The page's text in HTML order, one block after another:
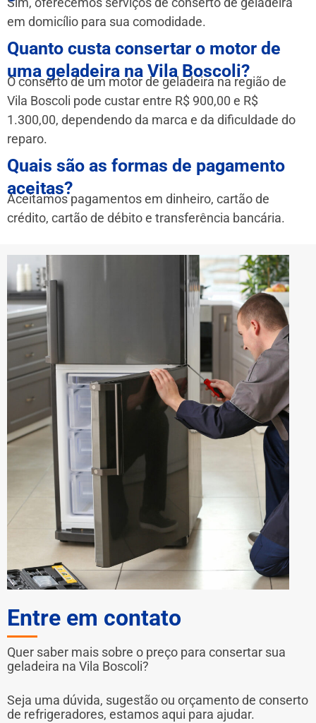
em domicílio para sua comodidade.
Quanto custa consertar o motor de
uma geladeira na Vila Boscoli?
O conserto de um motor de geladeira na região de
Vila Boscoli pode custar entre R$ 900,00 e R$
1.300,00, dependendo da marca e da dificuldade do
reparo.
Quais são as formas de pagamento
aceitas?
Aceitamos pagamentos em dinheiro, cartão de
crédito, cartão de débito e transferência bancária.
Entre em contato
Quer saber mais sobre o preço para consertar sua
geladeira na Vila Boscoli?
Seja uma dúvida, sugestão ou orçamento de conserto
de refrigeradores, estamos aqui para ajudar.